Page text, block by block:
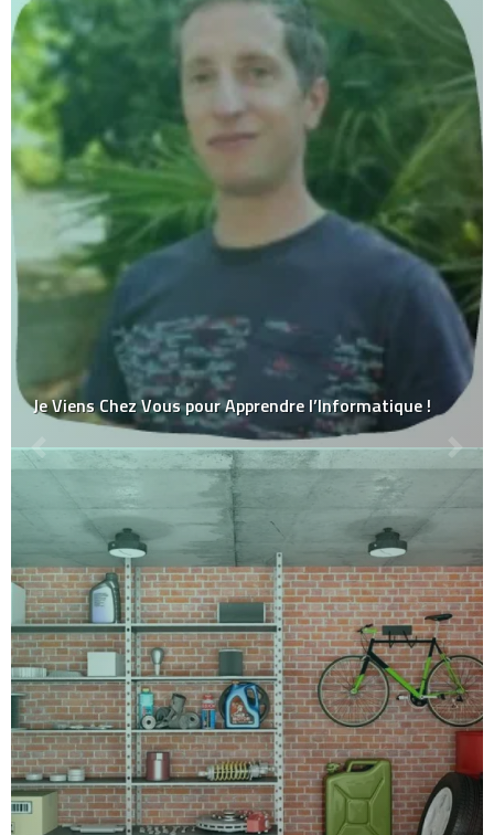
Je Viens Chez Vous pour Apprendre l’Informatique !